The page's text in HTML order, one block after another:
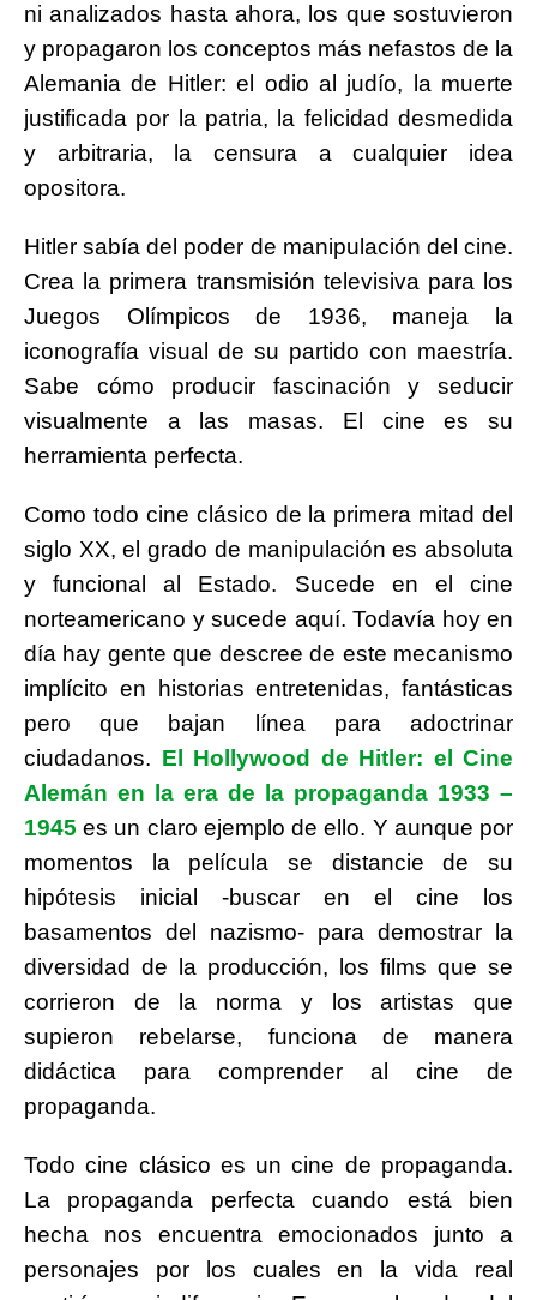
ni analizados hasta ahora, los que sostuvieron
y propagaron los conceptos más nefastos de la
Alemania de Hitler: el odio al judío, la muerte
justificada por la patria, la felicidad desmedida
y arbitraria, la censura a cualquier idea
opositora.
Hitler sabía del poder de manipulación del cine.
Crea la primera transmisión televisiva para los
Juegos Olímpicos de 1936, maneja la
iconografía visual de su partido con maestría.
Sabe cómo producir fascinación y seducir
visualmente a las masas. El cine es su
herramienta perfecta.
Como todo cine clásico de la primera mitad del
siglo XX, el grado de manipulación es absoluta
y funcional al Estado. Sucede en el cine
norteamericano y sucede aquí. Todavía hoy en
día hay gente que descree de este mecanismo
implícito en historias entretenidas, fantásticas
pero que bajan línea para adoctrinar
ciudadanos. El Hollywood de Hitler: el Cine
Alemán en la era de la propaganda 1933 –
1945 es un claro ejemplo de ello. Y aunque por
momentos la película se distancie de su
hipótesis inicial -buscar en el cine los
basamentos del nazismo- para demostrar la
diversidad de la producción, los films que se
corrieron de la norma y los artistas que
supieron rebelarse, funciona de manera
didáctica para comprender al cine de
propaganda.
Todo cine clásico es un cine de propaganda.
La propaganda perfecta cuando está bien
hecha nos encuentra emocionados junto a
personajes por los cuales en la vida real